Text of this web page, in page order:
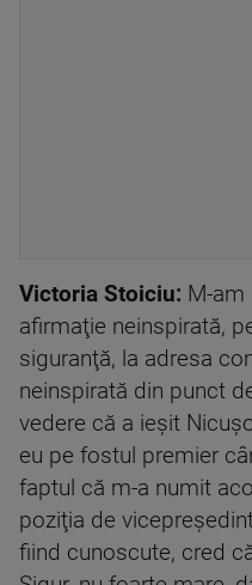
Victoria Stoiciu: M-
afirmaţie neinspirată,
siguranţă, la adresa
neinspirată din punct
vedere că a ieşit
eu pe fostul premier
faptul că m-a numit
poziţia de
fiind cunoscute, cred